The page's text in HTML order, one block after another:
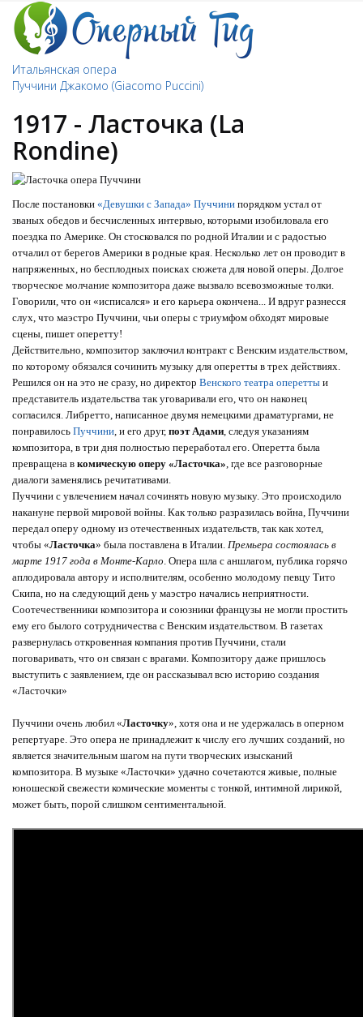
Итальянская опера
Пуччини Джакомо (Giacomo Puccini)
1917 - Ласточка (La
Rondine)
После постановки «Девушки с Запада» Пуччини порядком устал от
званых обедов и бесчисленных интервью, которыми изобиловала его
поездка по Америке. Он стосковался по родной Италии и с радостью
отчалил от берегов Америки в родные края. Несколько лет он проводит в
напряженных, но бесплодных поисках сюжета для новой оперы. Долгое
творческое молчание композитора даже вызвало всевозможные толки.
Говорили, что он «исписался» и его карьера окончена... И вдруг разнесся
слух, что маэстро Пуччини, чьи оперы с триумфом обходят мировые
сцены, пишет оперетту!
Действительно, композитор заключил контракт с Венским издательством,
по которому обязался сочинить музыку для оперетты в трех действиях.
Решился он на это не сразу, но директор Венского театра оперетты и
представитель издательства так уговаривали его, что он наконец
согласился. Либретто, написанное двумя немецкими драматургами, не
понравилось Пуччини, и его друг, поэт Адами, следуя указаниям
композитора, в три дня полностью переработал его. Оперетта была
превращена в комическую оперу «Ласточка», где все разговорные
диалоги заменялись речитативами.
Пуччини с увлечением начал сочинять новую музыку. Это происходило
накануне первой мировой войны. Как только разразилась война, Пуччини
передал оперу одному из отечественных издательств, так как хотел,
чтобы «Ласточка» была поставлена в Италии. Премьера состоялась в
марте 1917 года в Монте-Карло. Опера шла с аншлагом, публика горячо
аплодировала автору и исполнителям, особенно молодому певцу Тито
Скипа, но на следующий день у маэстро начались неприятности.
Соотечественники композитора и союзники французы не могли простить
ему его былого сотрудничества с Венским издательством. В газетах
развернулась откровенная компания против Пуччини, стали
поговаривать, что он связан с врагами. Композитору даже пришлось
выступить с заявлением, где он рассказывал всю историю создания
«Ласточки»
Пуччини очень любил «Ласточку», хотя она и не удержалась в оперном
репертуаре. Это опера не принадлежит к числу его лучших созданий, но
является значительным шагом на пути творческих изысканий
композитора. В музыке «Ласточки» удачно сочетаются живые, полные
юношеской свежести комические моменты с тонкой, интимной лирикой,
может быть, порой слишком сентиментальной.